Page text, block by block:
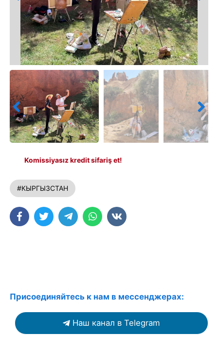
Komissiyasız kredit sifariş et!
#КЫРГЫЗСТАН
Присоединяйтесь к нам в мессенджерах:
Наш канал в Telegram